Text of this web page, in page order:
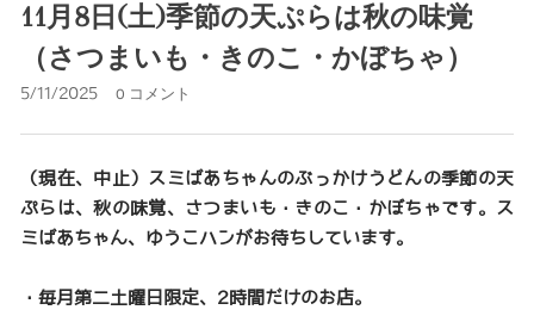
11月8日(土)季節の天ぷらは秋の味覚
（さつまいも・きのこ・かぼちゃ）
5/11/2025 0 コメント
（現在、中止）スミばあちゃんのぶっかけうどんの季節の天
ぷらは、秋の味覚、さつまいも・きのこ・かぼちゃです。ス
ミばあちゃん、ゆうこハンがお待ちしています。
・毎月第二土曜日限定、2時間だけのお店。